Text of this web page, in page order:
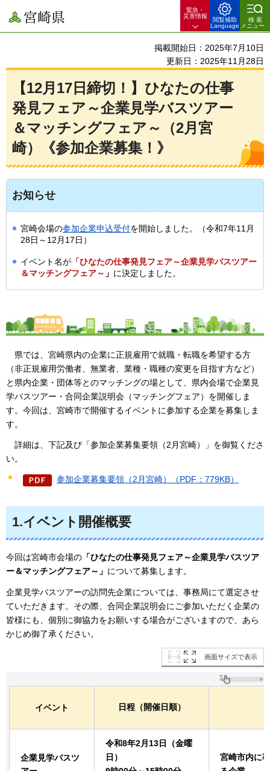
宮崎県
緊急・
災害情報
閲覧補助
Language
検索
メニュー
掲載開始日：2025年7月10日
更新日：2025年11月28日
【12月17日締切！】ひなたの仕事
発見フェア～企業見学バスツアー
＆マッチングフェア～（2月宮
崎）《参加企業募集！》
お知らせ
宮崎会場の参加企業申込受付を開始しました。（令和7年11月
28日～12月17日）
イベント名が 「ひなたの仕事発見フェア～企業見学バスツアー
＆マッチングフェア～ 」 に決定しました。
県では 、宮崎県内の企業に正規雇用で就職・転職を希望する方
（非正規雇用労働者、無業者、業種・職種の変更を目指す方など）
と県内企業・団体等とのマッチングの場として、県内会場で企業見
学バスツアー・合同企業説明会（マッチングフェア）を開催しま
す。今回は、宮崎市で開催するイベントに参加する企業を募集しま
す。
詳細は 、下記及び「参加企業募集要領（2月宮崎）」を御覧くださ
い。
参加企業募集要領（2月宮崎）（PDF：779KB）
1.イベント開催概要
今回は宮崎市会場の 「ひなたの仕事発見フェア～企業見学バスツア
ー＆マッチングフェア～」 について募集します。
企業見学バスツアーの訪問先企業については、事務局にて選定させ
ていただきます。その際、合同企業説明会にご参加いただく企業の
皆様にも、個別に御協力をお願いする場合がございますので、あら
かじめ御了承ください。
画面サイズで表示
イベント 日程（開催日順）
企業見学バスツ
令和8年2月13日（金曜
日）
宮崎市内に